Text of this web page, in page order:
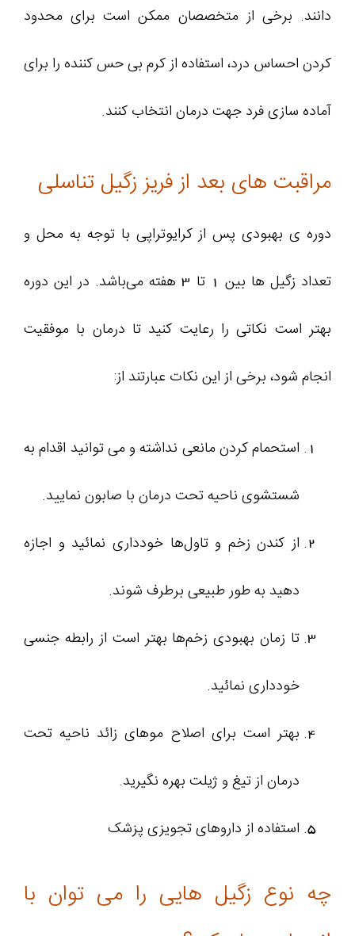
‌دانند. برخی از متخصصان ممکن است برای محدود
کردن احساس درد، استفاده از کرم بی‌ حس ‌کننده را برای
آماده‌ سازی فرد جهت درمان انتخاب کنند.
مراقبت های بعد از فریز زگیل تناسلی
دوره‌ ی بهبودی پس از کرایوتراپی با توجه به محل و
تعداد زگیل‌ ها بین 1 تا 3 هفته می‌باشد. در این دوره
بهتر است نکاتی را رعایت کنید تا درمان با موفقیت
انجام شود، برخی از این نکات عبارتند از:
استحمام کردن مانعی نداشته و می توانید اقدام به
شستشوی ناحیه تحت درمان با صابون نمایید.
از کندن زخم و تاول‌ها خودداری نمائید و اجازه
دهید به طور طبیعی برطرف شوند.
تا زمان بهبودی زخم‌ها بهتر است از رابطه جنسی
خودداری نمائيد.
بهتر است برای اصلاح موهای زائد ناحیه تحت
درمان از تیغ و ژیلت بهره نگیرید.
استفاده از داروهای تجویزی پزشک
چه نوع زگیل هایی را می توان با